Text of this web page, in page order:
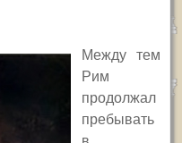
Между тем
Рим
продолжал
пребывать